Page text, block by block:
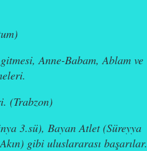
Anne-Babam, Ablam ve
(Trabzon)
3.sü), Bayan Atlet (Süreyya
gibi uluslararası başarılar.